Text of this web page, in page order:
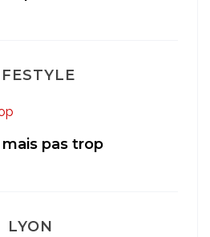
mais pas trop
LYON